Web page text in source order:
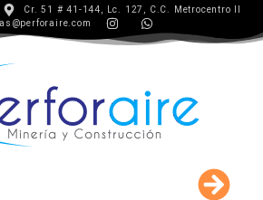
Cr. 51 # 41-144, Lc. 127, C.C. Metrocentro II